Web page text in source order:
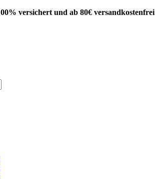
versichert und ab 80€ versandkostenfrei